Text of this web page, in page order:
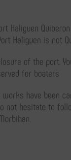
Haliguen
Haliguen is not
of the port.
for boaters
works have been
not hesitate to